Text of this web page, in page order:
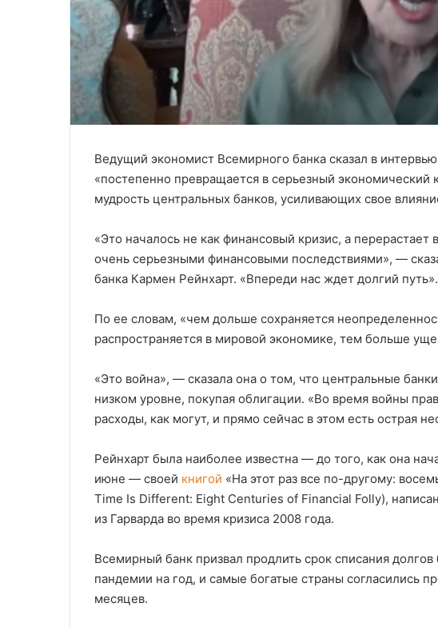
Ведущий экономист Всемирного банка сказал в
«постепенно превращается в серьезный экономический
мудрость центральных банков, усиливающих свое
«Это началось не как финансовый кризис, а
очень серьезными финансовыми последствиями», —
банка Кармен Рейнхарт. «Впереди нас ждет долгий путь».
По ее словам, «чем дольше сохраняется
распространяется в мировой экономике, тем больше
«Это война», — сказала она о том, что центральные
низком уровне, покупая облигации. «Во время войны
расходы, как могут, и прямо сейчас в этом есть острая
Рейнхарт была наиболее известна — до того, как она
июне — своей книгой «На этот раз все по-другому:
Time Is Different: Eight Centuries of Financial Folly),
из Гарварда во время кризиса 2008 года.
Всемирный банк призвал продлить срок списания
пандемии на год, и самые богатые страны согласились
месяцев.